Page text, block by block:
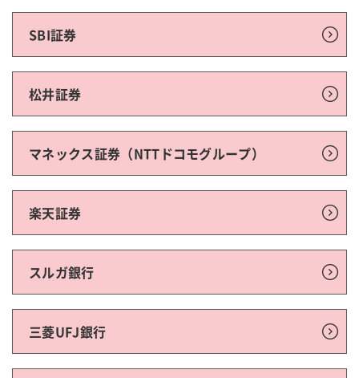
SBI証券
松井証券
マネックス証券（NTTドコモグループ）
楽天証券
スルガ銀行
三菱UFJ銀行